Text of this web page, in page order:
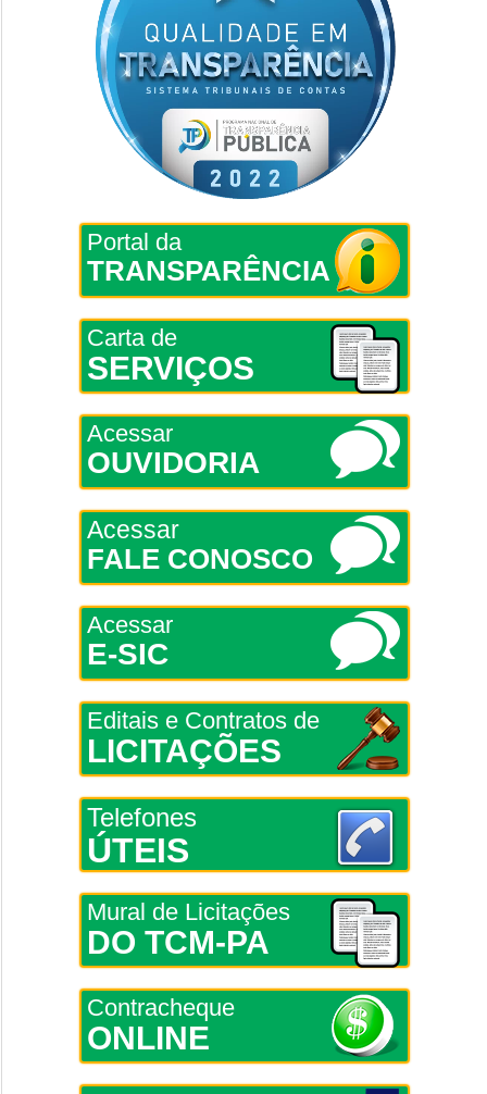
Portal da
TRANSPARÊNCIA
Carta de
SERVIÇOS
Acessar
OUVIDORIA
Acessar
FALE CONOSCO
Acessar
E-SIC
Editais e Contratos de
LICITAÇÕES
Telefones
ÚTEIS
Mural de Licitações
DO TCM-PA
Contracheque
ONLINE